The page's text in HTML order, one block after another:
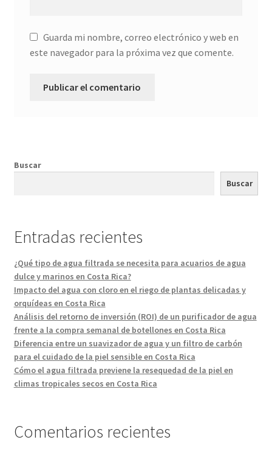
Guarda mi nombre, correo electrónico y web en
este navegador para la próxima vez que comente.
Buscar
Buscar
Entradas recientes
¿Qué tipo de agua filtrada se necesita para acuarios de agua
dulce y marinos en Costa Rica?
Impacto del agua con cloro en el riego de plantas delicadas y
orquídeas en Costa Rica
Análisis del retorno de inversión (ROI) de un purificador de agua
frente a la compra semanal de botellones en Costa Rica
Diferencia entre un suavizador de agua y un filtro de carbón
para el cuidado de la piel sensible en Costa Rica
Cómo el agua filtrada previene la resequedad de la piel en
climas tropicales secos en Costa Rica
Comentarios recientes